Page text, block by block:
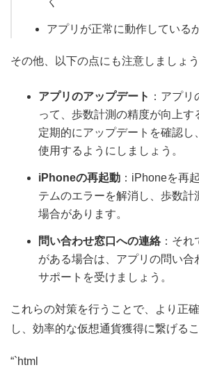
アプリが正常に動作している
その他、以下の点にも注意しましょう
アプリのアップデート ：アプ
って、歩数計測の精度が向上す
定期的にアップデートを確認し
使用するようにしましょう。
iPhoneの再起動 ：iPhoneを再
テムのエラーを解消し、歩数計
場合があります。
問い合わせ窓口への連絡 ：そ
がある場合は、アプリの問い合
サポートを受けましょう。
これらの対策を行うことで、より正
し、効率的な仮想通貨獲得に繋げる
“`html